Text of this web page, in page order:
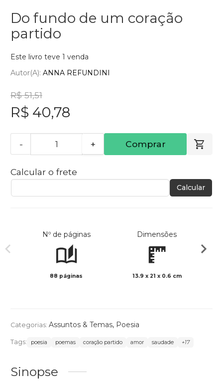
Do fundo de um coração
partido
Este livro teve 1 venda
Autor(a): ANNA REFUNDINI
R$ 51,51
R$ 40,78
- + Comprar
Calcular o frete
Calcular
Nº de páginas
88 páginas
Dimensões
13.9 x 21 x 0.6 cm
Categorias: Assuntos & Temas, Poesia
Tags: poesia poemas coração partido amor saudade +17
Sinopse